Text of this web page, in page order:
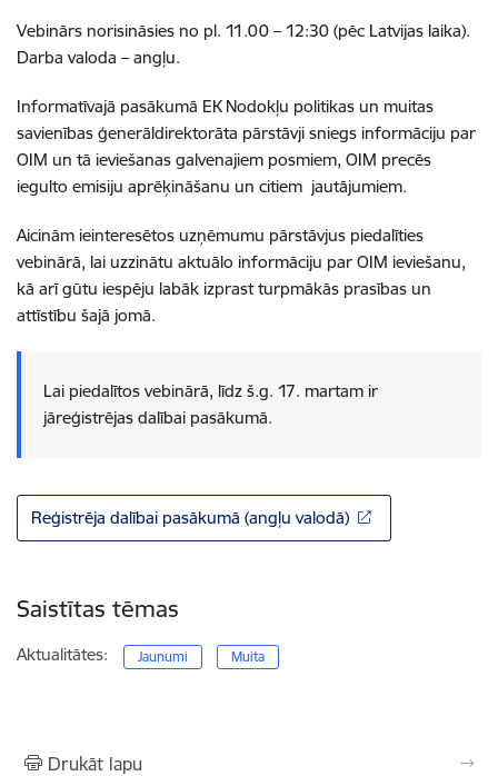
Vebinārs norisināsies no pl. 11.00 – 12:30 (pēc Latvijas laika).
Darba valoda – angļu.
Informatīvajā pasākumā EK Nodokļu politikas un muitas
savienības ģenerāldirektorāta pārstāvji sniegs informāciju par
OIM un tā ieviešanas galvenajiem posmiem, OIM precēs
iegulto emisiju aprēķināšanu un citiem jautājumiem.
Aicinām ieinteresētos uzņēmumu pārstāvjus piedalīties
vebinārā, lai uzzinātu aktuālo informāciju par OIM ieviešanu,
kā arī gūtu iespēju labāk izprast turpmākās prasības un
attīstību šajā jomā.
Lai piedalītos vebinārā, līdz š.g. 17. martam ir
jāreģistrējas dalībai pasākumā.
Reģistrēja dalībai pasākumā (angļu valodā)
Saistītas tēmas
Aktualitātes: Jaunumi Muita
Drukāt lapu